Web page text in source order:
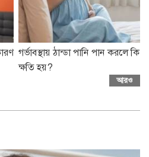
গর্ভাবস্থায় ঠান্ডা পানি পান করলে কি
ক্ষতি হয়?
আরও